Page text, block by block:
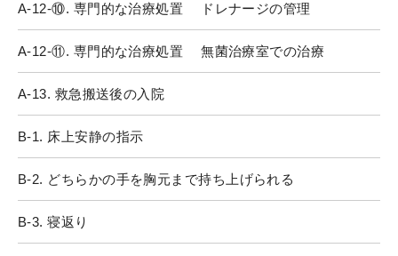
A-12-⑩. 専門的な治療処置 ドレナージの管理
A-12-⑪. 専門的な治療処置 無菌治療室での治療
A-13. 救急搬送後の入院
B-1. 床上安静の指示
B-2. どちらかの手を胸元まで持ち上げられる
B-3. 寝返り